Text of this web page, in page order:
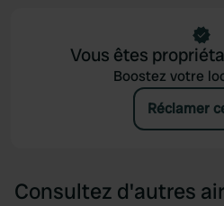
Vous êtes
Boostez votre
Réclamer
Consultez d'autres